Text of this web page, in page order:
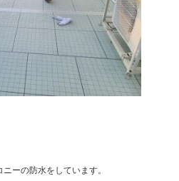
ーの防水をしています。